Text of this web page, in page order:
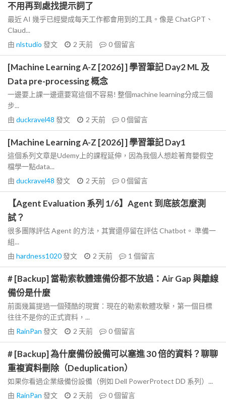
不用再到處找提示詞了
最近 AI 幾乎已經變成每天工作都會用到的工具。像是 ChatGPT、
Claud...
由 nlstudio 發文 2 天前 0個留言
[Machine Learning A-Z [2026] ] 學習筆記 Day2 ML 及
Data pre-processing 概念
一邊要上課一邊還要寫這個不容易! 整個machine learning分成三個
步...
由 duckravel48 發文 2 天前 0個留言
[Machine Learning A-Z [2026] ] 學習筆記 Day1
這個系列文章是Udemy上的課程延伸，因為我個人想趁著育嬰假空
檔學一點data...
由 duckravel48 發文 2 天前 0個留言
【Agent Evaluation 系列 1/6】Agent 到底該怎麼測
試？
很多團隊評估 Agent 的方法，其實還停留在評估 Chatbot。 準備一
組...
由 hardness1020發文 2 天前 1 個留言
# [Backup] 當勒索軟體連備份都不放過：Air Gap 與離線
備份是什麼
前面幾篇提過一個殘酷的現實：現在的勒索軟體攻擊，第一個目標
往往不是你的正式資料，...
由 RainPan 發文 2 天前 0個留言
# [Backup] 為什麼備份設備可以塞進 30 倍的資料？聊聊
重複資料刪除（Deduplication）
如果你看過企業級備份設備（例如 Dell PowerProtect DD 系列）...
由 RainPan 發文 2 天前 0個留言